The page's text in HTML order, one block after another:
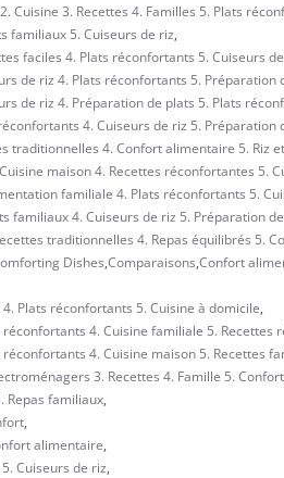
Cuisine 3. Recettes 4. Familles 5. Plats
familiaux 5. Cuiseurs de riz,
faciles 4. Plats réconfortants 5. Cuiseurs
de riz 4. Plats réconfortants 5. Préparation
de riz 4. Préparation de plats 5. Plats
4. Cuiseurs de riz 5. Préparation
traditionnelles 4. Confort alimentaire 5. Riz
maison 4. Recettes réconfortantes 5.
familiale 4. Plats réconfortants 5.
familiaux 4. Cuiseurs de riz 5. Préparation
traditionnelles 4. Repas équilibrés 5.
Dishes,Comparaisons,Confort
Plats réconfortants 5. Cuisine à domicile,
4. Cuisine familiale 5. Recettes
4. Cuisine maison 5. Recettes
3. Recettes 4. Famille 5. Confort
Repas familiaux,
,
alimentaire,
Cuiseurs de riz,